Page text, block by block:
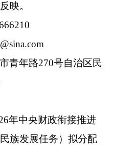
映。
青年路270号自治区民
年中央财政衔接推进
族发展任务）拟分配